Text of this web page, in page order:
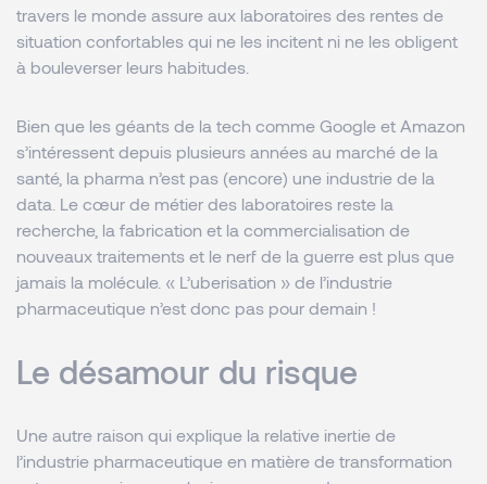
travers le monde assure aux laboratoires des rentes de
situation confortables qui ne les incitent ni ne les obligent
à bouleverser leurs habitudes.
Bien que les géants de la tech comme Google et Amazon
s’intéressent depuis plusieurs années au marché de la
santé, la pharma n’est pas (encore) une industrie de la
data. Le cœur de métier des laboratoires reste la
recherche, la fabrication et la commercialisation de
nouveaux traitements et le nerf de la guerre est plus que
jamais la molécule. « L’uberisation » de l’industrie
pharmaceutique n’est donc pas pour demain !
Le désamour du risque
Une autre raison qui explique la relative inertie de
l’industrie pharmaceutique en matière de transformation